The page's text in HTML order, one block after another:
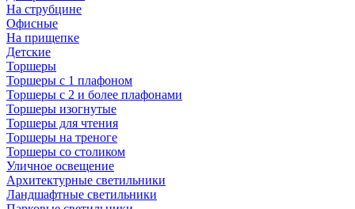
На струбцине
Офисные
На прищепке
Детские
Торшеры
Торшеры с 1 плафоном
Торшеры с 2 и более плафонами
Торшеры изогнутые
Торшеры для чтения
Торшеры на треноге
Торшеры со столиком
Уличное освещение
Архитектурные светильники
Ландшафтные светильники